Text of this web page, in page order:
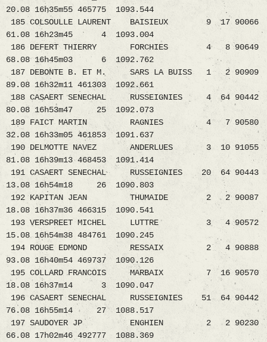
20.08 16h35m55 465775 1093.544
185 COLSOULLE LAURENT BAISIEUX 9 17 90066
61.08 16h23m45 4 1093.004
186 DEFERT THIERRY FORCHIES 4 8 90649
68.08 16h45m03 6 1092.762
187 DEBONTE B. ET M. SARS LA BUISS 1 2 90909
89.08 16h32m11 461303 1092.661
188 CASAERT SENECHAL RUSSEIGNIES 4 64 90442
80.08 16h53m47 25 1092.073
189 FAICT MARTIN RAGNIES 4 7 90580
32.08 16h33m05 461853 1091.637
190 DELMOTTE NAVEZ ANDERLUES 3 10 91055
81.08 16h39m13 468453 1091.414
191 CASAERT SENECHAL RUSSEIGNIES 20 64 90443
13.08 16h54m18 26 1090.803
192 KAPITAN JEAN THUMAIDE 2 2 90087
18.08 16h37m36 466315 1090.541
193 VERSPREET MICHEL LUTTRE 3 4 90572
15.08 16h54m38 484761 1090.245
194 ROUGE EDMOND RESSAIX 2 4 90888
93.08 16h40m54 469737 1090.126
195 COLLARD FRANCOIS MARBAIX 7 16 90570
18.08 16h37m14 3 1090.047
196 CASAERT SENECHAL RUSSEIGNIES 51 64 90442
76.08 16h55m14 27 1088.517
197 SAUDOYER JP ENGHIEN 2 2 90230
66.08 17h02m46 492777 1088.369